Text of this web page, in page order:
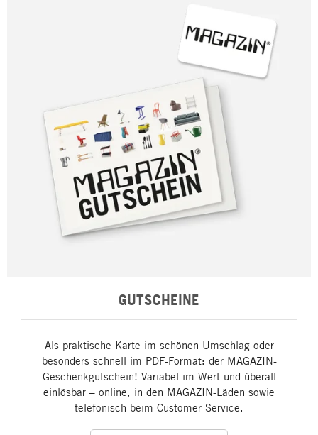
GUTSCHEINE
Als praktische Karte im schönen Umschlag oder
besonders schnell im PDF-Format: der MAGAZIN-
Geschenkgutschein! Variabel im Wert und überall
einlösbar – online, in den MAGAZIN-Läden sowie
telefonisch beim Customer Service.